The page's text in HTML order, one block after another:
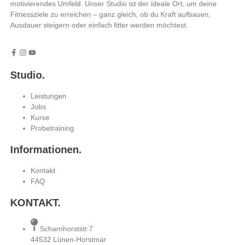
motivierendes Umfeld. Unser Studio ist der ideale Ort, um deine
Fitnessziele zu erreichen – ganz gleich, ob du Kraft aufbauen,
Ausdauer steigern oder einfach fitter werden möchtest.
Studio.
Leistungen
Jobs
Kurse
Probetraining
Informationen.
Kontakt
FAQ
KONTAKT.
Scharnhorststr.7
44532 Lünen-Horstmar